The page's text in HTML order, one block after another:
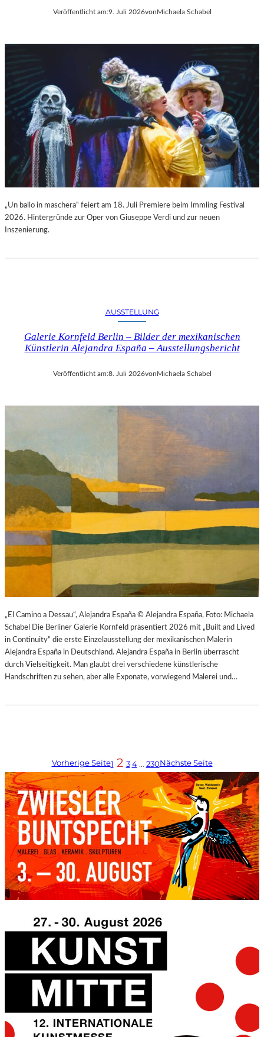
Veröffentlicht am:9. Juli 2026vonMichaela Schabel
„Un ballo in maschera“ feiert am 18. Juli Premiere beim Immling Festival
2026. Hintergründe zur Oper von Giuseppe Verdi und zur neuen
Inszenierung.
AUSSTELLUNG
Galerie Kornfeld Berlin – Bilder der mexikanischen
Künstlerin Alejandra España – Ausstellungsbericht
Veröffentlicht am:8. Juli 2026vonMichaela Schabel
„El Camino a Dessau“, Alejandra España © Alejandra España, Foto: Michaela
Schabel Die Berliner Galerie Kornfeld präsentiert 2026 mit „Built and Lived
in Continuity“ die erste Einzelausstellung der mexikanischen Malerin
Alejandra España in Deutschland. Alejandra España in Berlin überrascht
durch Vielseitigkeit. Man glaubt drei verschiedene künstlerische
Handschriften zu sehen, aber alle Exponate, vorwiegend Malerei und…
Vorherige Seite1 2 3 4 … 230Nächste Seite